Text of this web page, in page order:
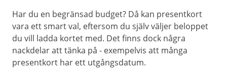
Har du en begränsad budget? Då kan presentkort
vara ett smart val, eftersom du själv väljer beloppet
du vill ladda kortet med. Det finns dock några
nackdelar att tänka på - exempelvis att många
presentkort har ett utgångsdatum.